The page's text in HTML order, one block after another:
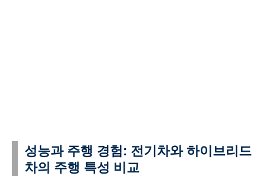
성능과 주행 경험: 전기차와 하이브리드
차의 주행 특성 비교